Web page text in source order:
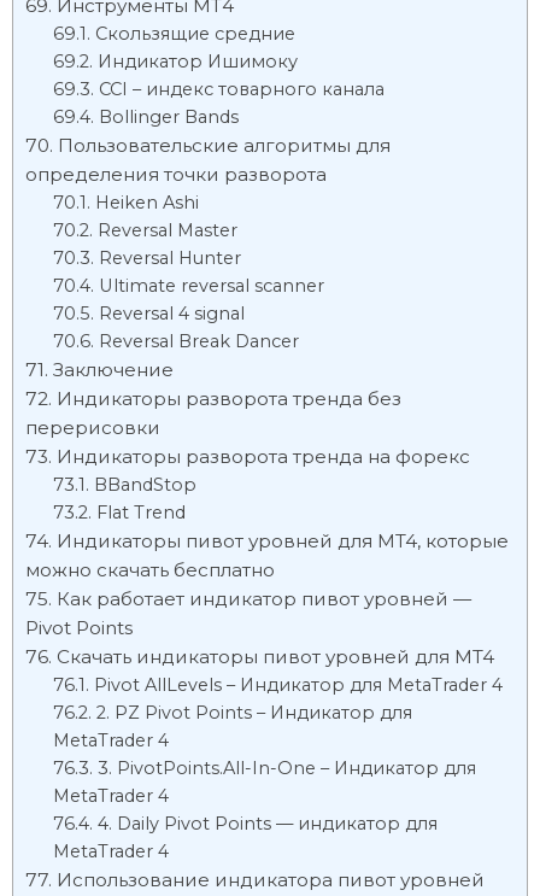
Инструменты МТ4
Скользящие средние
Индикатор Ишимоку
CCI – индекс товарного канала
Bollinger Bands
Пользовательские алгоритмы для
определения точки разворота
Heiken Ashi
Reversal Master
Reversal Hunter
Ultimate reversal scanner
Reversal 4 signal
Reversal Break Dancer
Заключение
Индикаторы разворота тренда без
перерисовки
Индикаторы разворота тренда на форекс
BBandStop
Flat Trend
Индикаторы пивот уровней для MT4, которые
можно скачать бесплатно
Как работает индикатор пивот уровней —
Pivot Points
Скачать индикаторы пивот уровней для MT4
Pivot AllLevels – Индикатор для MetaTrader 4
2. PZ Pivot Points – Индикатор для
MetaTrader 4
3. PivotPoints.All-In-One – Индикатор для
MetaTrader 4
4. Daily Pivot Points — индикатор для
MetaTrader 4
Использование индикатора пивот уровней